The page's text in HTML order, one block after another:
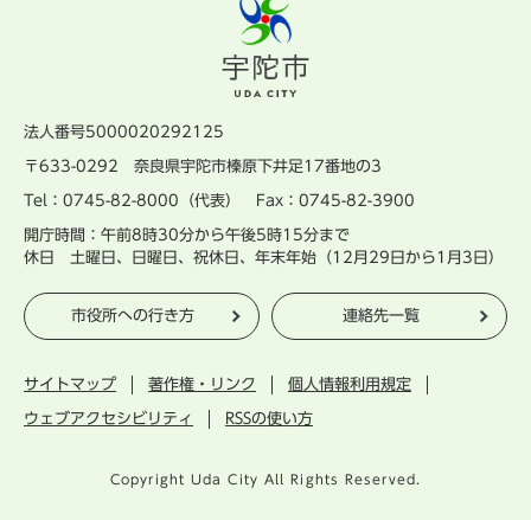
法人番号5000020292125
〒633-0292 奈良県宇陀市榛原下井足17番地の3
Tel：0745-82-8000（代表） Fax：0745-82-3900
開庁時間：午前8時30分から午後5時15分まで
休日 土曜日、日曜日、祝休日、年末年始（12月29日から1月3日）
市役所への行き方 連絡先一覧
サイトマップ 著作権・リンク 個人情報利用規定
ウェブアクセシビリティ RSSの使い方
Copyright Uda City All Rights Reserved.